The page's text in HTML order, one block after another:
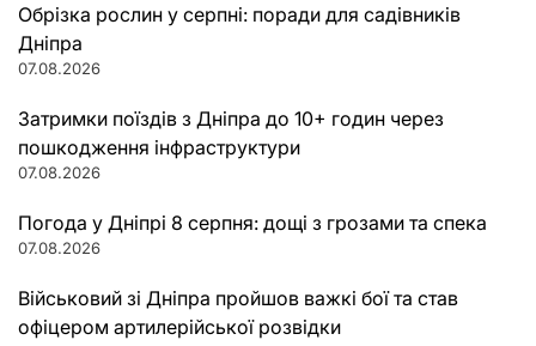
Обрізка рослин у серпні: поради для садівників
Дніпра
07.08.2026
Затримки поїздів з Дніпра до 10+ годин через
пошкодження інфраструктури
07.08.2026
Погода у Дніпрі 8 серпня: дощі з грозами та спека
07.08.2026
Військовий зі Дніпра пройшов важкі бої та став
офіцером артилерійської розвідки